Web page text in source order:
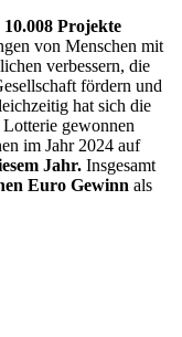
Projekte
von Menschen mit
verbessern, die
fördern und
hat sich die
gewonnen
im Jahr 2024 auf
Jahr. Insgesamt
Euro Gewinn als